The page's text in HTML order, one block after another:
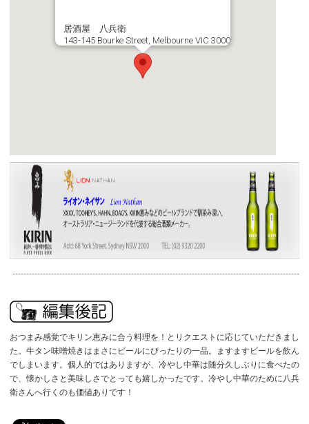
居酒屋 八兵衛
143-145 Bourke Street, Melbourne VIC 3000
--------------------------------------------------------------------------------------------------------
おつまみ感覚でキリン恵みに合う料理を！とリクエストに応じていただきまし
た。牛タン味噌焼きはまさにビールにぴったりの一品。ますますビールを飲ん
でしまいます。個人的ではありますが、冷やし中華は随分久しぶりに食べたの
で、懐かしさと美味しさでとっても嬉しかったです。冷やし中華のために八兵
衛さんへ行くのも価値ありです！